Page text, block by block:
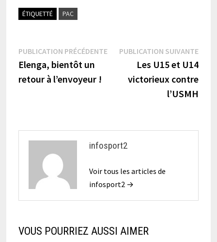
ÉTIQUETTÉ PAC
Navigation
de
PUBLICATION PRÉCÉDENTEPublication
précédente :
Elenga, bientôt un
retour à l’envoyeur !
PUBLICATION SUIVANTE
Les U15 et U14
victorieux contre
l’USMH
infosport2
Voir tous les articles de
infosport2 →
VOUS POURRIEZ AUSSI AIMER